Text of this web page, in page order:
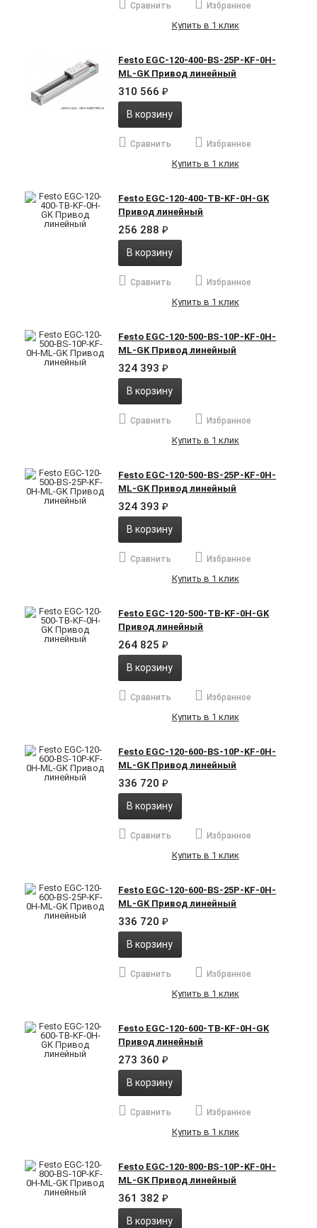
Сравнить Избранное
Купить в 1 клик
Festo EGC-120-400-BS-25P-KF-0H-
ML-GK Привод линейный
310 566₽
В корзину
Сравнить Избранное
Купить в 1 клик
Festo EGC-120-400-TB-KF-0H-GK
Привод линейный
256 288₽
В корзину
Сравнить Избранное
Купить в 1 клик
Festo EGC-120-500-BS-10P-KF-0H-
ML-GK Привод линейный
324 393₽
В корзину
Сравнить Избранное
Купить в 1 клик
Festo EGC-120-500-BS-25P-KF-0H-
ML-GK Привод линейный
324 393₽
В корзину
Сравнить Избранное
Купить в 1 клик
Festo EGC-120-500-TB-KF-0H-GK
Привод линейный
264 825₽
В корзину
Сравнить Избранное
Купить в 1 клик
Festo EGC-120-600-BS-10P-KF-0H-
ML-GK Привод линейный
336 720₽
В корзину
Сравнить Избранное
Купить в 1 клик
Festo EGC-120-600-BS-25P-KF-0H-
ML-GK Привод линейный
336 720₽
В корзину
Сравнить Избранное
Купить в 1 клик
Festo EGC-120-600-TB-KF-0H-GK
Привод линейный
273 360₽
В корзину
Сравнить Избранное
Купить в 1 клик
Festo EGC-120-800-BS-10P-KF-0H-
ML-GK Привод линейный
361 382₽
В корзину